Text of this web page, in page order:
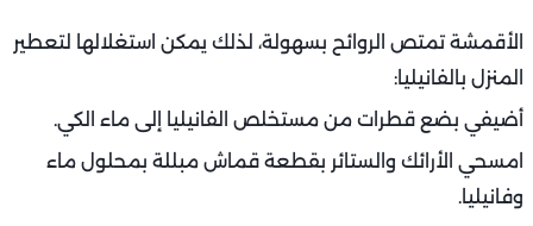
الأقمشة تمتص الروائح بسهولة، لذلك يمكن استغلالها لتعطير
المنزل بالفانيليا:
أضيفي بضع قطرات من مستخلص الفانيليا إلى ماء الكي.
امسحي الأرائك والستائر بقطعة قماش مبللة بمحلول ماء
وفانيليا.